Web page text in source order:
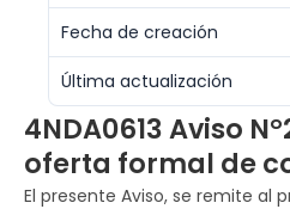
Fecha de creación
Última actualización
4NDA0613 Aviso
oferta formal de
El presente Aviso, se remite al